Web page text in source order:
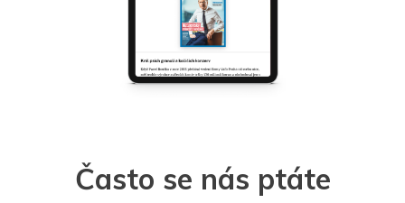
Často se nás ptáte